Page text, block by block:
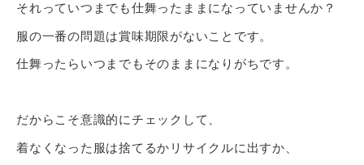
それっていつまでも仕舞ったままになっていませんか？
服の一番の問題は賞味期限がないことです。
仕舞ったらいつまでもそのままになりがちです。
だからこそ意識的にチェックして、
着なくなった服は捨てるかリサイクルに出すか、